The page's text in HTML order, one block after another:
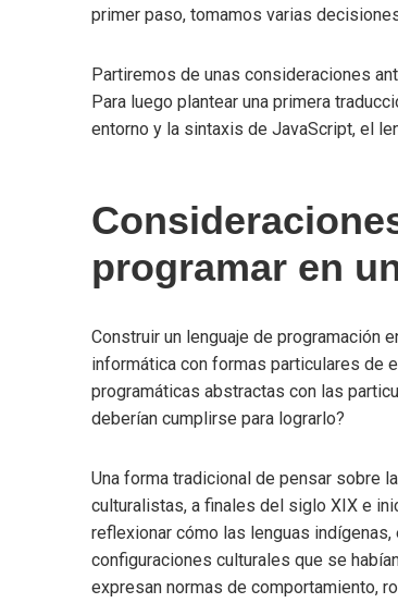
primer paso, tomamos varias
Partiremos de unas consideraciones
Para luego plantear una primera
entorno y la sintaxis de JavaScript, el
programar en
Construir un lenguaje de programación
informática con formas particulares de
programáticas abstractas con las
deberían cumplirse para lograrlo?
Una forma tradicional de pensar sobre
culturalistas, a finales del siglo XIX e
reflexionar cómo las lenguas
configuraciones culturales que se
expresan normas de comportamiento,